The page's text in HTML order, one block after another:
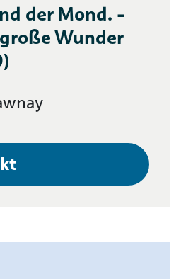
der Mond. -
Wunder